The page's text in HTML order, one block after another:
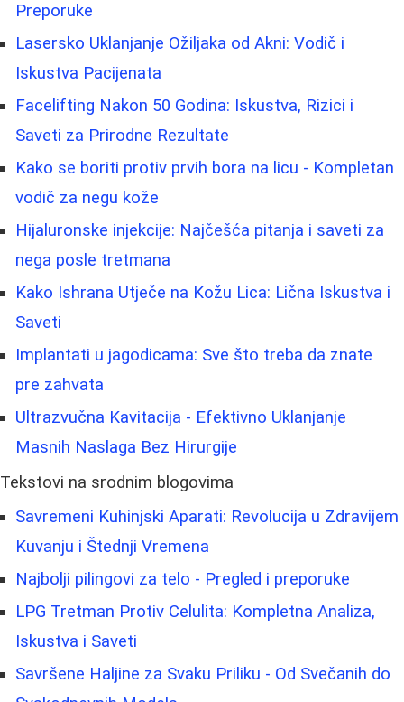
Preporuke
Lasersko Uklanjanje Ožiljaka od Akni: Vodič i
Iskustva Pacijenata
Facelifting Nakon 50 Godina: Iskustva, Rizici i
Saveti za Prirodne Rezultate
Kako se boriti protiv prvih bora na licu - Kompletan
vodič za negu kože
Hijaluronske injekcije: Najčešća pitanja i saveti za
nega posle tretmana
Kako Ishrana Utječe na Kožu Lica: Lična Iskustva i
Saveti
Implantati u jagodicama: Sve što treba da znate
pre zahvata
Ultrazvučna Kavitacija - Efektivno Uklanjanje
Masnih Naslaga Bez Hirurgije
Tekstovi na srodnim blogovima
Savremeni Kuhinjski Aparati: Revolucija u Zdravijem
Kuvanju i Štednji Vremena
Najbolji pilingovi za telo - Pregled i preporuke
LPG Tretman Protiv Celulita: Kompletna Analiza,
Iskustva i Saveti
Savršene Haljine za Svaku Priliku - Od Svečanih do